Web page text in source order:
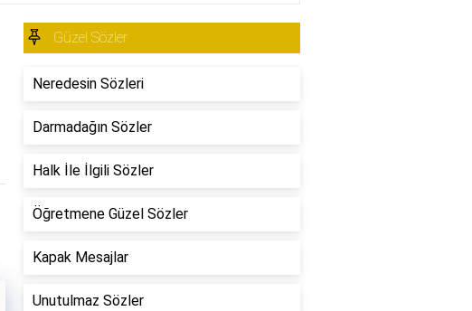
Güzel Sözler
Neredesin Sözleri
Darmadağın Sözler
Halk İle İlgili Sözler
Öğretmene Güzel Sözler
Kapak Mesajlar
Unutulmaz Sözler